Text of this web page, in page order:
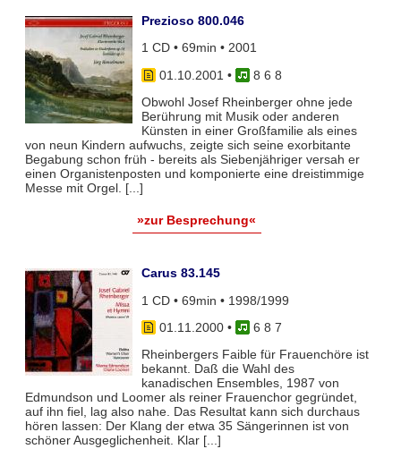
Prezioso 800.046
1 CD • 69min • 2001
01.10.2001 •
8 6 8
Obwohl Josef Rheinberger ohne jede
Berührung mit Musik oder anderen
Künsten in einer Großfamilie als eines
von neun Kindern aufwuchs, zeigte sich seine exorbitante
Begabung schon früh - bereits als Siebenjähriger versah er
einen Organistenposten und komponierte eine dreistimmige
Messe mit Orgel. [...]
»zur Besprechung«
Carus 83.145
1 CD • 69min • 1998/1999
01.11.2000•
6 8 7
Rheinbergers Faible für Frauenchöre ist
bekannt. Daß die Wahl des
kanadischen Ensembles, 1987 von
Edmundson und Loomer als reiner Frauenchor gegründet,
auf ihn fiel, lag also nahe. Das Resultat kann sich durchaus
hören lassen: Der Klang der etwa 35 Sängerinnen ist von
schöner Ausgeglichenheit. Klar [...]